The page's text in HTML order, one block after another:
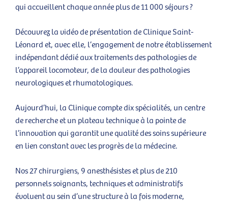
qui accueillent chaque année plus de 11 000 séjours ?
Découvrez la vidéo de présentation de Clinique Saint-
Léonard et, avec elle, l’engagement de notre établissement
indépendant dédié aux traitements des pathologies de
l’appareil locomoteur, de la douleur des pathologies
neurologiques et rhumatologiques.
Aujourd’hui, la Clinique compte dix spécialités, un centre
de recherche et un plateau technique à la pointe de
l’innovation qui garantit une qualité des soins supérieure
en lien constant avec les progrès de la médecine.
Nos 27 chirurgiens, 9 anesthésistes et plus de 210
personnels soignants, techniques et administratifs
évoluent au sein d’une structure à la fois moderne,